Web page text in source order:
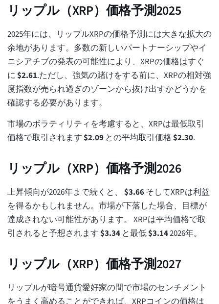
リップル（XRP）価格予測2025
2025年には、リップルXRPの価格予測には大きな拡大の
余地があります。多数の新しいパートナーシップやイ
ニシアチブの発表の可能性により、XRPの価格はすぐ
に$2.61.ただし、強気の賭けをする前に、XRPの相対強
度指数が売られ過ぎのゾーンから抜け出すかどうかを
確認する必要があります。
市場のボラティリティを考慮すると、XRPは最低取引
価格で取引されます$2.09 との平均取引価格$2.30.
リップル（XRP）価格予測2026
上昇傾向が2026年まで続くと、 $3.66そしてXRPは利益
を得るかもしれません。市場が下落した場合、目標が
達成されない可能性があります。 XRPは平均価格で取
引されると予想されます$3.34 と最低$3.142026年。
リップル（XRP）価格予測2027
リップルが暗号通貨愛好家の間で市場のセンチメント
をうまく高めることができれば、XRPコインの価格は